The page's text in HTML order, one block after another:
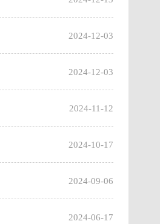
2024-12-03
2024-12-03
2024-11-12
2024-10-17
2024-09-06
2024-06-17